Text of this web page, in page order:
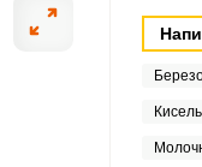
Кисель